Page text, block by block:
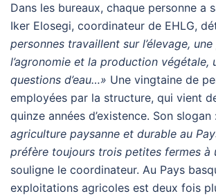
Dans les bureaux, chaque personne a
Iker Elosegi, coordinateur de EHLG,
personnes travaillent sur l’élevage,
l’agronomie et la production végétale,
questions d’eau…» Une vingtaine de
employées par la structure, qui vient
quinze années d’existence. Son slogan
agriculture paysanne et durable au
préfère toujours trois petites fermes à
souligne le coordinateur. Au Pays
exploitations agricoles est deux fois